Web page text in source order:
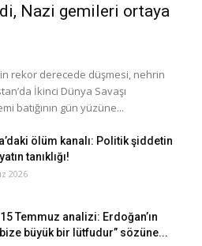
Nazi gemileri ortaya
rekor derecede düşmesi, nehrin
İkinci Dünya Savaşı
batığının gün yüzüne...
ölüm kanalı: Politik şiddetin
tanıklığı!
2026
15 Temmuz analizi: Erdoğan’ın
bize büyük bir lütfudur” sözüne...